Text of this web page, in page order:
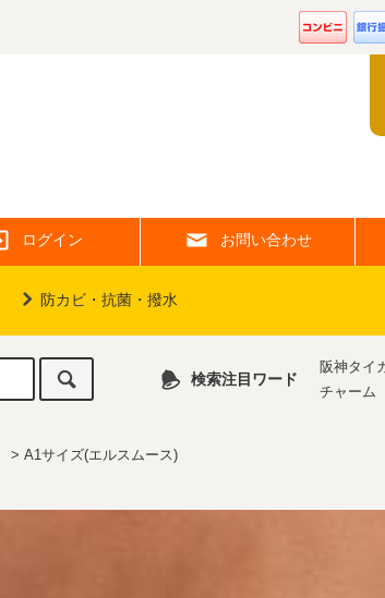
ログイン お問い合わせ
防カビ・抗菌・撥水
検索注目ワード
阪神タイ
チャーム
> A1サイズ(エルスムース)